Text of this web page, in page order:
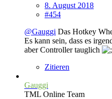
8. August 2018
#454
@Gauggi Das Hotkey
Es kann sein, dass es
aber Controller tauglich
Zitieren
Gauggi
TML Online Team